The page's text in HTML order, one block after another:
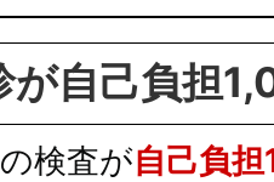
が自己負担
検査が自己負